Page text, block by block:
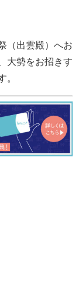
（出雲殿）へお
大勢をお招きす